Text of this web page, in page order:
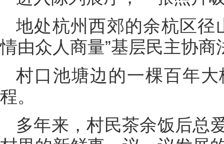
地处杭州西郊的余杭区径
情由众人商量”基层民主协商
村口池塘边的一棵百年
程。
多年来，村民茶余饭后总